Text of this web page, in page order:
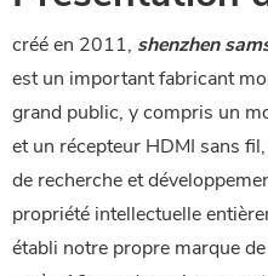
créé en 2011, shenzhen
est un important fabricant
grand public, y compris un
et un récepteur HDMI sans
de recherche et
propriété intellectuelle
établi notre propre marque